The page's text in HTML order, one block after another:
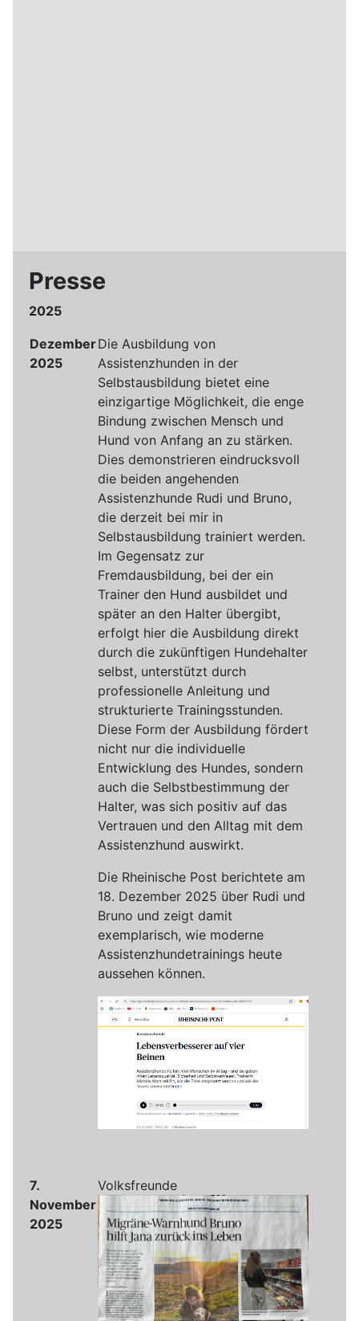
Presse
2025
Dezember
2025
Die Ausbildung von
Assistenzhunden in der
Selbstausbildung bietet eine
einzigartige Möglichkeit, die enge
Bindung zwischen Mensch und
Hund von Anfang an zu stärken.
Dies demonstrieren eindrucksvoll
die beiden angehenden
Assistenzhunde Rudi und Bruno,
die derzeit bei mir in
Selbstausbildung trainiert werden.
Im Gegensatz zur
Fremdausbildung, bei der ein
Trainer den Hund ausbildet und
später an den Halter übergibt,
erfolgt hier die Ausbildung direkt
durch die zukünftigen Hundehalter
selbst, unterstützt durch
professionelle Anleitung und
strukturierte Trainingsstunden.
Diese Form der Ausbildung fördert
nicht nur die individuelle
Entwicklung des Hundes, sondern
auch die Selbstbestimmung der
Halter, was sich positiv auf das
Vertrauen und den Alltag mit dem
Assistenzhund auswirkt.
Die Rheinische Post berichtete am
18. Dezember 2025 über Rudi und
Bruno und zeigt damit
exemplarisch, wie moderne
Assistenzhundetrainings heute
aussehen können.
7.
November
2025
Volksfreunde